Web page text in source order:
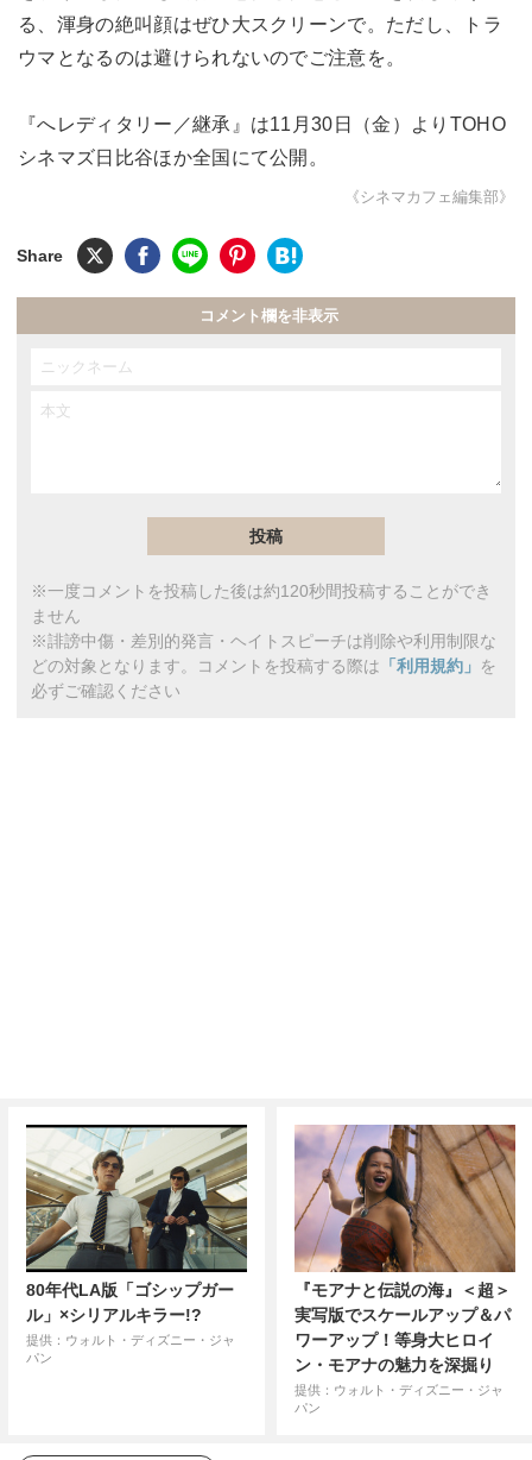
る、渾身の絶叫顔はぜひ大スクリーンで。ただし、トラ
ウマとなるのは避けられないのでご注意を。
『へレディタリー／継承』は11月30日（金）よりTOHO
シネマズ日比谷ほか全国にて公開。
《シネマカフェ編集部》
コメント欄を非表示
※一度コメントを投稿した後は約120秒間投稿することができ
ません
※誹謗中傷・差別的発言・ヘイトスピーチは削除や利用制限な
どの対象となります。コメントを投稿する際は 「利用規約」 を
必ずご確認ください
80年代LA版「ゴシップガー
ル」×シリアルキラー!?
提供：ウォルト・ディズニー・ジャ
パン
『モアナと伝説の海』＜超＞
実写版でスケールアップ＆パ
ワーアップ！等身大ヒロイ
ン・モアナの魅力を深掘り
提供：ウォルト・ディズニー・ジャ
パン